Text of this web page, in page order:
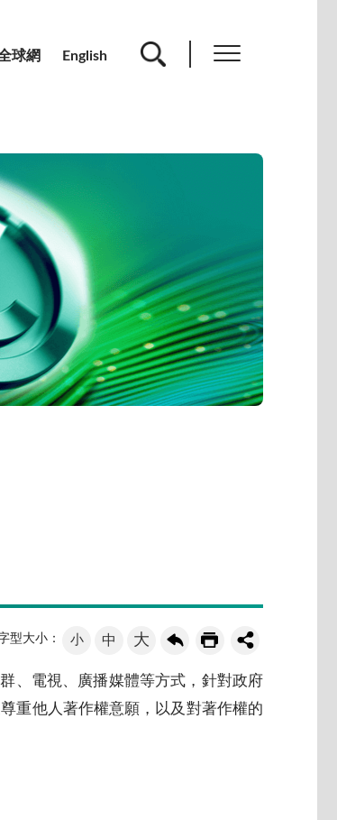
球網 English
型大小： 小 中 大
、電視、廣播媒體等方式，針對政府
重他人著作權意願，以及對著作權的